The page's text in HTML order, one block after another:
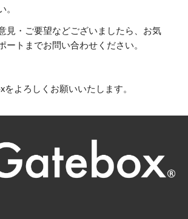
。
見・ご要望などございましたら、お気
ートまでお問い合わせください。
よろしくお願いいたします。